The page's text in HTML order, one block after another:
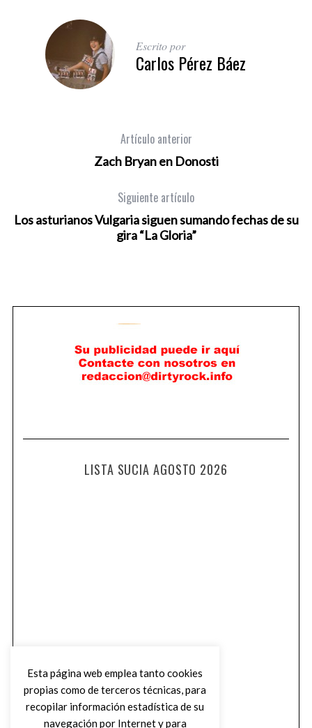
Escrito por
Carlos Pérez Báez
Artículo anterior
Zach Bryan en Donosti
Siguiente artículo
Los asturianos Vulgaria siguen sumando fechas de su
gira “La Gloria”
LISTA SUCIA AGOSTO 2026
Esta página web emplea tanto cookies
propias como de terceros técnicas, para
recopilar información estadística de su
navegación por Internet y para